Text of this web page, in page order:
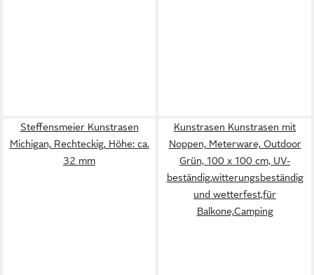
Steffensmeier Kunstrasen
Michigan, Rechteckig, Höhe: ca.
32 mm
Kunstrasen Kunstrasen mit
Noppen, Meterware, Outdoor
Grün, 100 x 100 cm, UV-
beständig,witterungsbeständig
und wetterfest,für
Balkone,Camping